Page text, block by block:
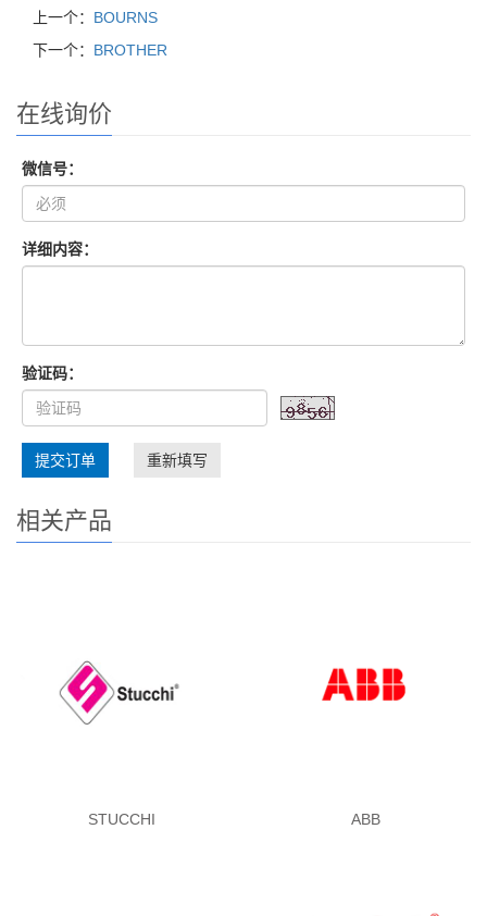
上一个： BOURNS
下一个： BROTHER
在线询价
微信号：
详细内容：
验证码：
提交订单 重新填写
相关产品
STUCCHI ABB